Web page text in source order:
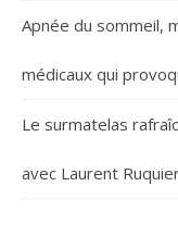
Apnée du sommeil,
médicaux qui
Le surmatelas
avec Laurent